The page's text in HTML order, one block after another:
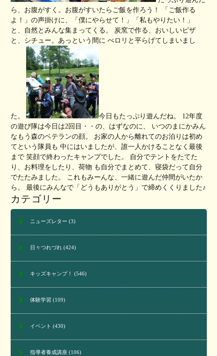
ら、お腹がすく。お腹がすいたらご飯を作ろう！ 「ご飯作る
よ！」の声掛けに、「僕にやらせて！」「私もやりたい！」
と、自然とみんな集まってくる。 炭窯で作る、おいしいピザ
と、シチュー。あっという間に ぺロリと平らげてしまいまし
た。
今日もたっぷり遊んだね。 12年度
の遊び隊は今日は2回目・・の、はずなのに、 いつのまにかみん
なもう森のベテランの顔。 お家の人から離れてのお泊りは初め
てという隊員も 中にはいましたが、誰一人かけることなく最後
まで 笑顔で終わったキャンプでした。 自分でテントをたてた
り、お料理をしたり、荷物 も自分でまとめて、寝袋だって自分
でたたみました。 これもみーんな、一緒に遊んだ仲間がいたか
ら。 最後にみんなで「どうもありがとう」で締めくくりました♪
カテゴリー
ニューズレター (3)
日々つれづれ(424)
キッズキャンプ！ (546)
体験学習 (109)
イベント (430)
指導者養成講座(106)